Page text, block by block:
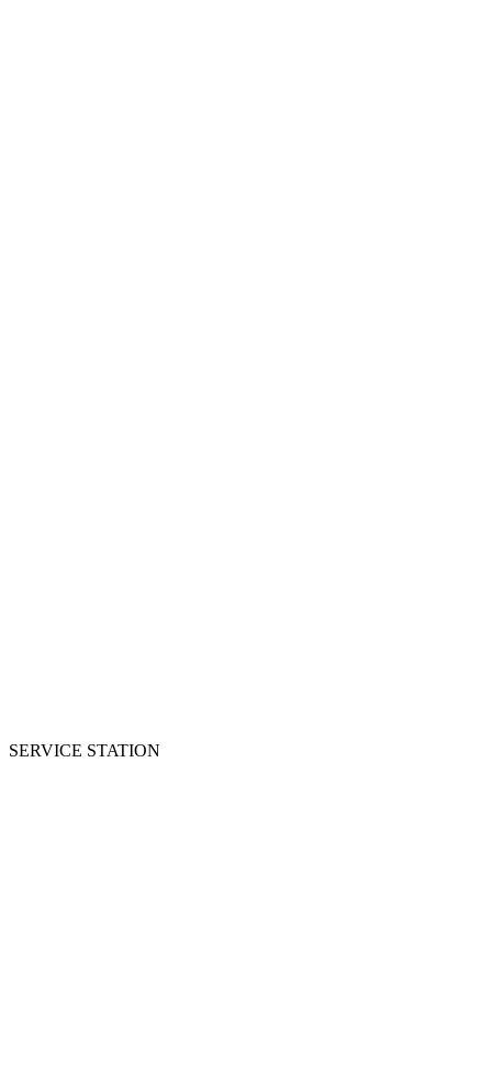
SERVICE STATION